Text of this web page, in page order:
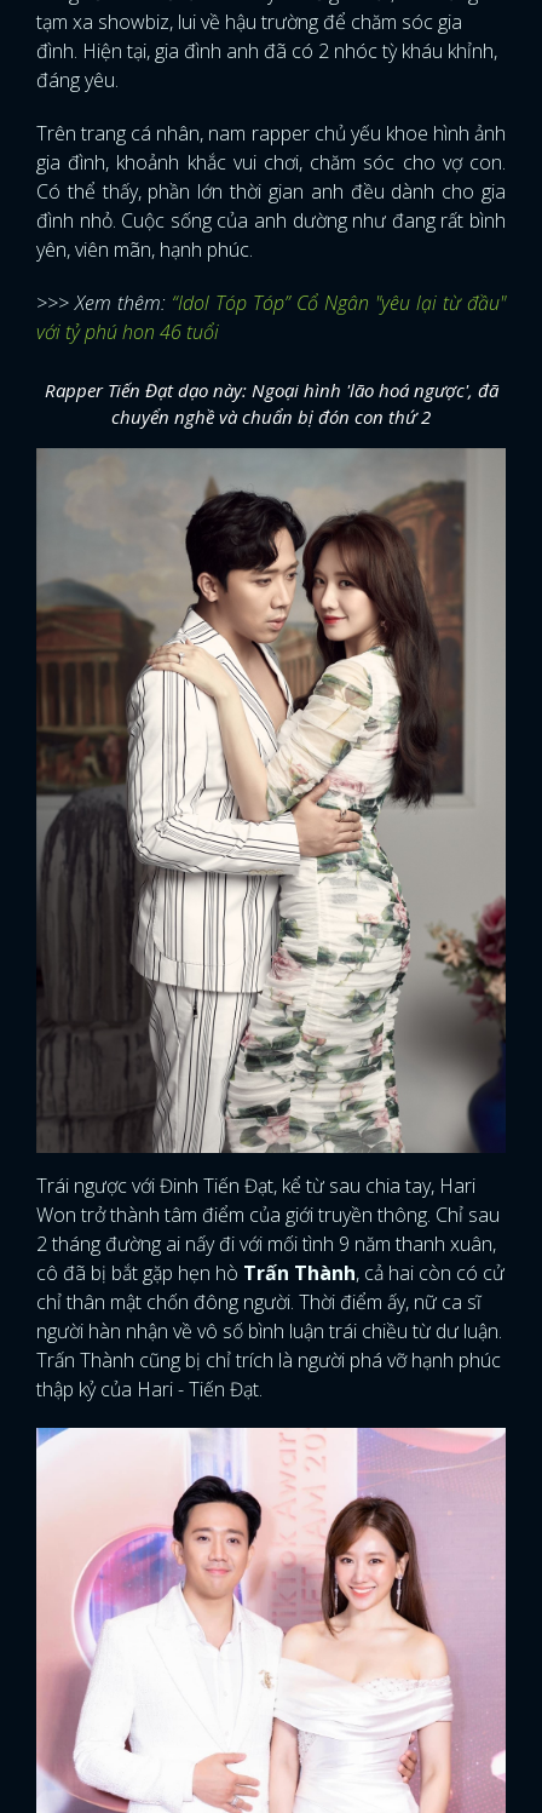
tạm xa showbiz, lui về hậu trường để chăm sóc gia
đình. Hiện tại, gia đình anh đã có 2 nhóc tỳ kháu khỉnh,
đáng yêu.
Trên trang cá nhân, nam rapper chủ yếu khoe hình ảnh
gia đình, khoảnh khắc vui chơi, chăm sóc cho vợ con.
Có thể thấy, phần lớn thời gian anh đều dành cho gia
đình nhỏ. Cuộc sống của anh dường như đang rất bình
yên, viên mãn, hạnh phúc.
>>> Xem thêm: “Idol Tóp Tóp” Cổ Ngân "yêu lại từ đầu"
với tỷ phú hon 46 tuổi
Rapper Tiến Đạt dạo này: Ngoại hình 'lão hoá ngược', đã
chuyển nghề và chuẩn bị đón con thứ 2
Trái ngược với Đinh Tiến Đạt, kể từ sau chia tay, Hari
Won trở thành tâm điểm của giới truyền thông. Chỉ sau
2 tháng đường ai nấy đi với mối tình 9 năm thanh xuân,
cô đã bị bắt gặp hẹn hò Trấn Thành, cả hai còn có cử
chỉ thân mật chốn đông người. Thời điểm ấy, nữ ca sĩ
người hàn nhận về vô số bình luận trái chiều từ dư luận.
Trấn Thành cũng bị chỉ trích là người phá vỡ hạnh phúc
thập kỷ của Hari - Tiến Đạt.